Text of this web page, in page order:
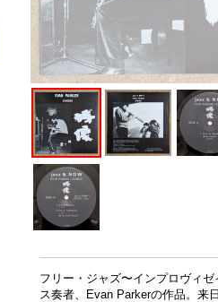
フリー・ジャズ〜インプロヴィ
ス奏者、Evan Parkerの作品。来